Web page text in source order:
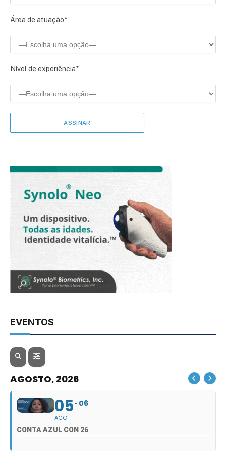
Área de atuação*
Nível de experiência*
EVENTOS
AGOSTO, 2026
05
AGO
06
CONTA AZUL CON 26